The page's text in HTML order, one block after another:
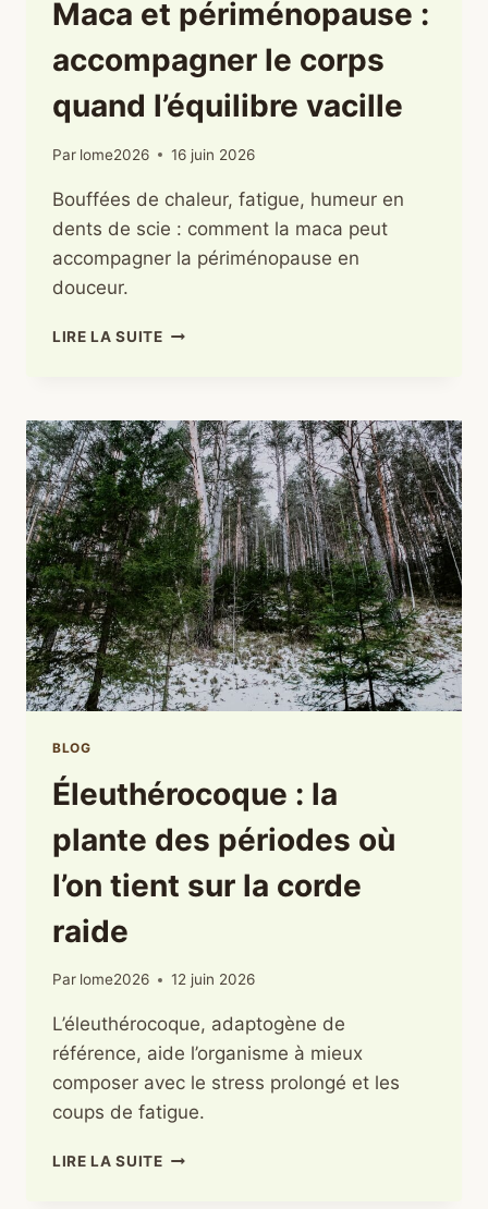
Maca et périménopause :
accompagner le corps
quand l’équilibre vacille
Par lome2026 16 juin 2026
Bouffées de chaleur, fatigue, humeur en
dents de scie : comment la maca peut
accompagner la périménopause en
douceur.
LIRE LA SUITEMACA
ACCOMPAGNER
LE
CORPS
QUAND
L’ÉQUILIBRE
VACILLE
BLOG
Éleuthérocoque : la
plante des périodes où
l’on tient sur la corde
raide
Par lome2026 12 juin 2026
L’éleuthérocoque, adaptogène de
référence, aide l’organisme à mieux
composer avec le stress prolongé et les
coups de fatigue.
LIRE LA SUITEÉLEUTHÉROCOQUE